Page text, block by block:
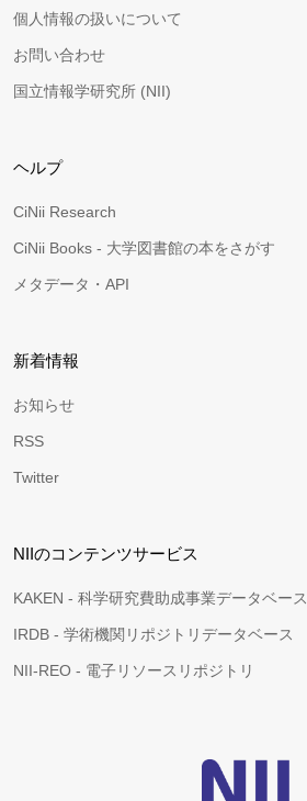
個人情報の扱いについて
お問い合わせ
国立情報学研究所 (NII)
ヘルプ
CiNii Research
CiNii Books - 大学図書館の本をさがす
メタデータ・API
新着情報
お知らせ
RSS
Twitter
NIIのコンテンツサービス
KAKEN - 科学研究費助成事業データベース
IRDB - 学術機関リポジトリデータベース
NII-REO - 電子リソースリポジトリ